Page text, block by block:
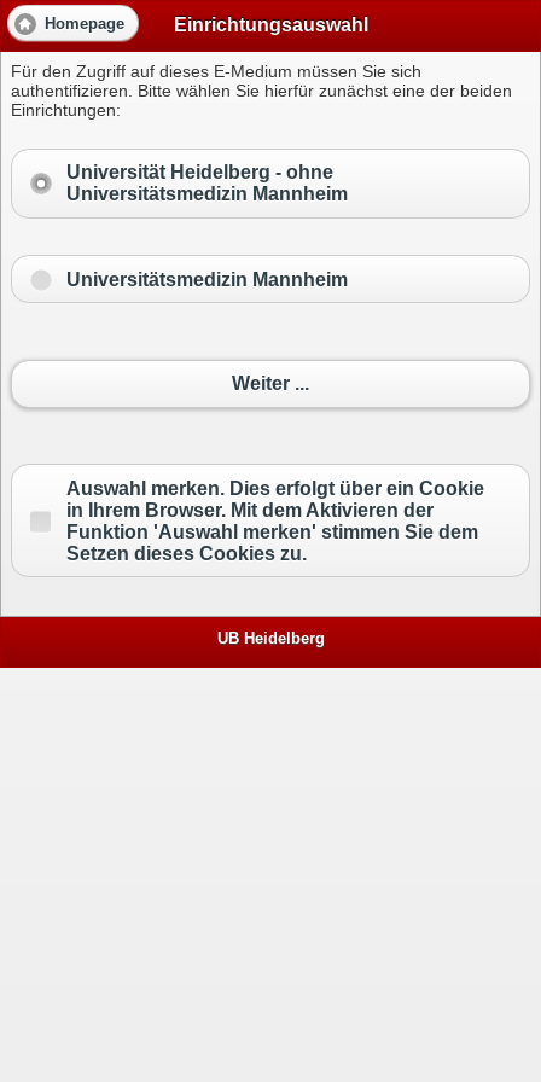
Homepage Einrichtungsauswahl
Für den Zugriff auf dieses E-Medium müssen Sie sich
authentifizieren. Bitte wählen Sie hierfür zunächst eine der beiden
Einrichtungen:
Universität Heidelberg - ohne
Universitätsmedizin Mannheim
Universitätsmedizin Mannheim
Weiter ...
Auswahl merken. Dies erfolgt über ein Cookie
in Ihrem Browser. Mit dem Aktivieren der
Funktion 'Auswahl merken' stimmen Sie dem
Setzen dieses Cookies zu.
UB Heidelberg